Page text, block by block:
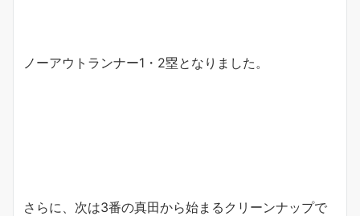
ノーアウトランナー1・2塁となりました。
さらに、次は3番の真田から始まるクリーンナップで